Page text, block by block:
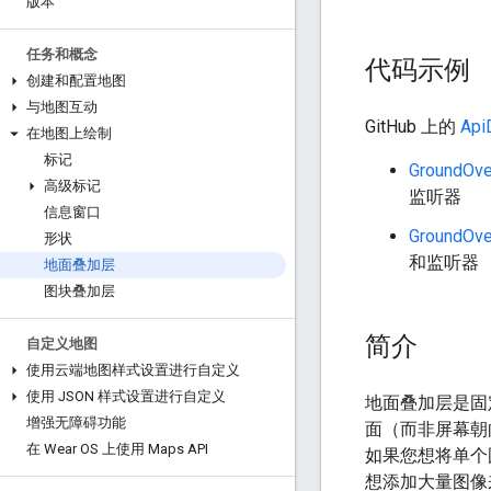
任务和概念
创建和配置地图
与地图互动
在地图上绘制
标记
高级标记
信息窗口
形状
地面叠加层
图块叠加层
自定义地图
使用云端地图样式设置进行自定义
使用 JSON 样式设置进行自定义
增强无障碍功能
在 Wear OS 上使用 Maps API
代码示例
GitHub 上的
监听器
和监听器
简介
地面叠加层是
面（而非屏幕
如果您想将单
想添加大量图